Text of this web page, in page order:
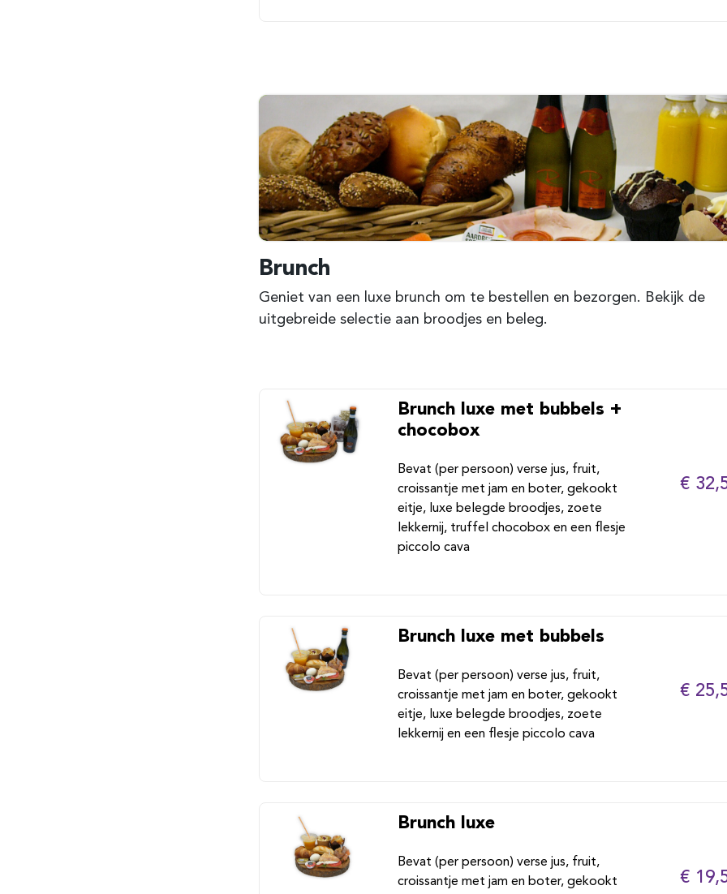
Brunch
Geniet van een luxe brunch om te bestellen en bezorgen. Bekijk de
uitgebreide selectie aan broodjes en beleg.
Brunch luxe met bubbels +
chocobox
Bevat (per persoon) verse jus, fruit,
croissantje met jam en boter, gekookt
eitje, luxe belegde broodjes, zoete
lekkernij, truffel chocobox en een flesje
piccolo cava
€
Brunch luxe met bubbels
Bevat (per persoon) verse jus, fruit,
croissantje met jam en boter, gekookt
eitje, luxe belegde broodjes, zoete
lekkernij en een flesje piccolo cava
€
Brunch luxe
Bevat (per persoon) verse jus, fruit,
croissantje met jam en boter, gekookt
€